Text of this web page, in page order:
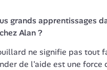
grands apprentissages
Alan ?
ne signifie pas tout
de l'aide est une force